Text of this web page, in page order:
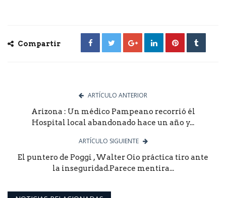
Compartir
ARTÍCULO ANTERIOR
Arizona : Un médico Pampeano recorrió él
Hospital local abandonado hace un año y...
ARTÍCULO SIGUIENTE
El puntero de Poggi , Walter Oio práctica tiro ante
la inseguridad.Parece mentira...